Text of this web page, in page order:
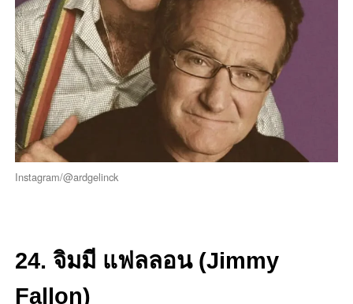
Instagram/@ardgelinck
24. จิมมี แฟลลอน (Jimmy
Fallon)